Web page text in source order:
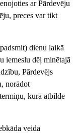
ar Pārdevēju
preces var tikt
dienu laikā
iemeslu dēļ minētajā
Pārdevējs
norādot
kurā atbilde
veida